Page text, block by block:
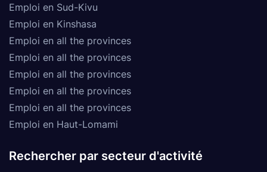
Emploi en Sud-Kivu
Emploi en Kinshasa
Emploi en all the provinces
Emploi en all the provinces
Emploi en all the provinces
Emploi en all the provinces
Emploi en all the provinces
Emploi en Haut-Lomami
Rechercher par secteur d'activité